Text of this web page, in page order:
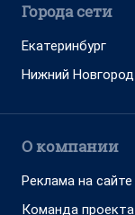
Города сети
Екатеринбург
Нижний Новгород
О компании
Реклама на сайте
Команда проекта